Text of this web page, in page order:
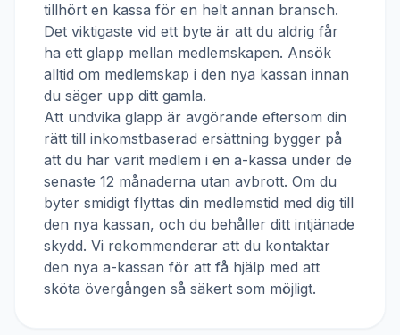
tillhört en kassa för en helt annan bransch.
Det viktigaste vid ett byte är att du aldrig får
ha ett glapp mellan medlemskapen. Ansök
alltid om medlemskap i den nya kassan innan
du säger upp ditt gamla.
Att undvika glapp är avgörande eftersom din
rätt till inkomstbaserad ersättning bygger på
att du har varit medlem i en a-kassa under de
senaste 12 månaderna utan avbrott. Om du
byter smidigt flyttas din medlemstid med dig till
den nya kassan, och du behåller ditt intjänade
skydd. Vi rekommenderar att du kontaktar
den nya a-kassan för att få hjälp med att
sköta övergången så säkert som möjligt.